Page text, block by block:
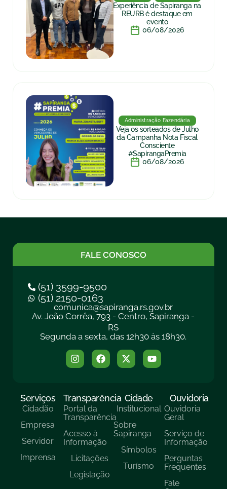
Experiência de Sapiranga na
REURB é destaque em
evento
06/08/2026
Administração Fazendária
Veja os sorteados de Julho
da Campanha Nota Fiscal
Consciente
#SapirangaPremia
06/08/2026
FALE CONOSCO
(51) 3599-9500
(51) 2150-0163
comunica@sapiranga.rs.gov.br
Av. João Corrêa, 793 - Centro, Sapiranga -
RS
Segunda a sexta, das 12h30 às 18h30.
Serviços
Cidadão
Empresa
Servidor
Imprensa
Transparência
Portal da
Transparência
Acesso à
Informação
Licitações
Legislação
Cidade
Institucional
Sobre
Sapiranga
Símbolos
Turísmo
Ouvidoria
Ouvidoria
Geral
Serviço de
Informação
Perguntas
Frequentes
Fale